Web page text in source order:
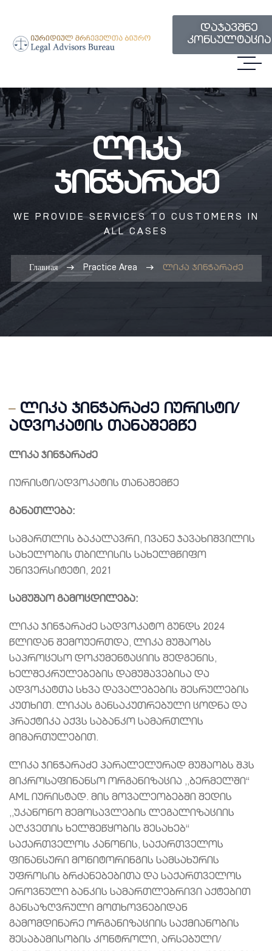
დაჯავშნე
კონსულტაცია
Ლიკა
Ჯინჭარაძე
WE PROVIDE SERVICES TO CUSTOMERS IN
ALL CASES
Главная Practice Area ლიკა ჯინჭარაძე
ლიკა ჯინჭარაძე იურისტი/
ადვოკატის თანაშემწე
ლიკა ჯინჭარაძე
იურისტი/ადვოკატის თანაშემწე
განათლება:
სამართლის ბაკალავრი, ივანე ჯავახიშვილის
სახელობის თბილისის სახელმწიფო
უნივერსიტეტი, 2021
სამუშაო გამოცდილება:
ლიკა ჯინჭარაძე სადვოკატო გუნდს 2024
წლიდან შემოუერთდა, ლიკა მუშაობს
საპროცესო დოკუმენტაციის შედგენის,
ხელშეკრულებების დამუშავებისა და
ადვოკატთა სხვა დავალებების შესრულების
კუთხით. ლიკას განსაკუთრებული ცოდნა და
პრაქტიკა აქვს საბანკო სამართლის
მიმართულებით.
ლიკა ჯინჭარაძე პარალელურად მუშაობს შპს
მიკროსაფინანსო ორგანიზაცია ,,ბერმელში“
AML იურისტად. მის მოვალეობებში შედის
,,უკანონო შემოსავლების ლეგალიზაციის
აღკვეთის ხელშეწყობის შესახებ“
საქართველოს კანონის, საქართველოს
ფინანსური მონიტორინგის სამსახურის
უფროსის ბრძანებებითა და საქართველოს
ეროვნული ბანკის სამართლებრივი აქტებით
განსაზღვრული მოთხოვნებიდან
გამომდინარე ორგანიზაციის საქმიანობის
შესაბამისობის კონტროლი, არსებული/